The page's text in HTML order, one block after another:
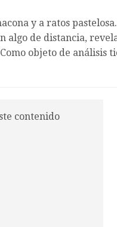
y a ratos
algo de distancia,
objeto de análisis
contenido